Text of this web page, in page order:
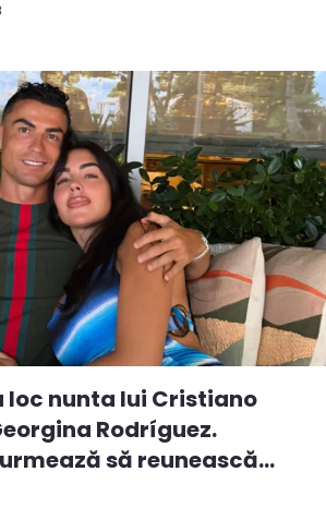
loc nunta lui Cristiano
Rodríguez.
să reunească